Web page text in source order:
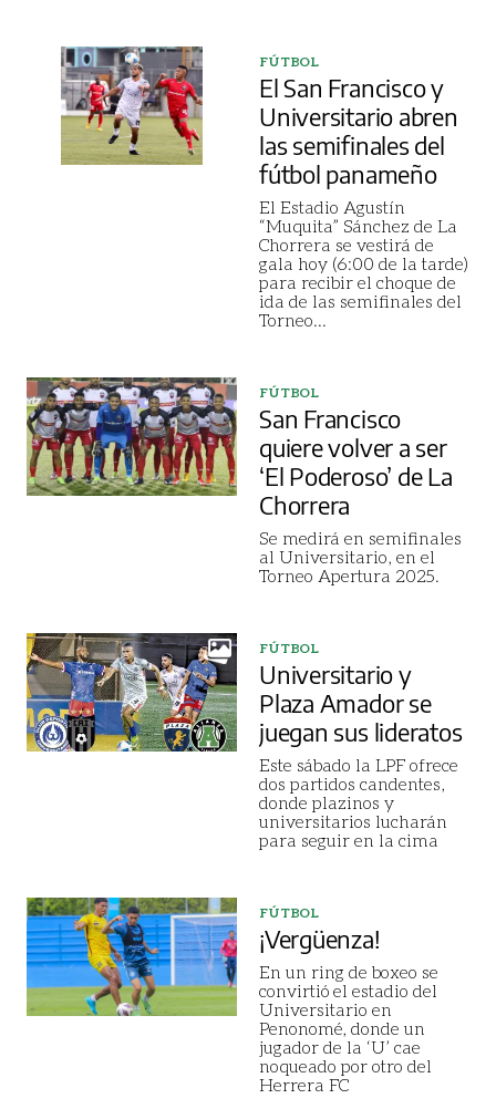
FÚTBOL
El San Francisco y
Universitario abren
las semifinales del
fútbol panameño
El Estadio Agustín
“Muquita” Sánchez de La
Chorrera se vestirá de
gala hoy (6:00 de la tarde)
para recibir el choque de
ida de las semifinales del
Torneo...
FÚTBOL
San Francisco
quiere volver a ser
‘El Poderoso’ de La
Chorrera
Se medirá en semifinales
al Universitario, en el
Torneo Apertura 2025.
FÚTBOL
Universitario y
Plaza Amador se
juegan sus lideratos
Este sábado la LPF ofrece
dos partidos candentes,
donde plazinos y
universitarios lucharán
para seguir en la cima
FÚTBOL
¡Vergüenza!
En un ring de boxeo se
convirtió el estadio del
Universitario en
Penonomé, donde un
jugador de la ‘U’ cae
noqueado por otro del
Herrera FC